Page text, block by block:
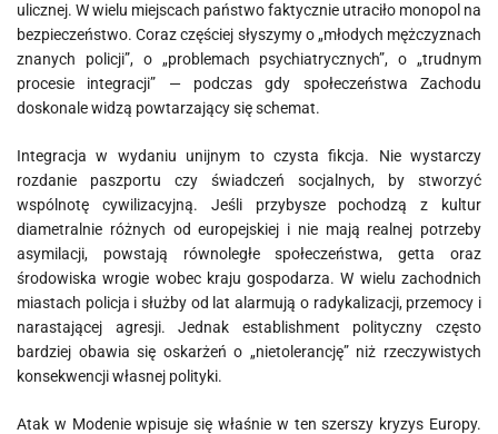
ulicznej. W wielu miejscach państwo faktycznie utraciło monopol na
bezpieczeństwo. Coraz częściej słyszymy o „młodych mężczyznach
znanych policji”, o „problemach psychiatrycznych”, o „trudnym
procesie integracji” — podczas gdy społeczeństwa Zachodu
doskonale widzą powtarzający się schemat.
Integracja w wydaniu unijnym to czysta fikcja. Nie wystarczy
rozdanie paszportu czy świadczeń socjalnych, by stworzyć
wspólnotę cywilizacyjną. Jeśli przybysze pochodzą z kultur
diametralnie różnych od europejskiej i nie mają realnej potrzeby
asymilacji, powstają równoległe społeczeństwa, getta oraz
środowiska wrogie wobec kraju gospodarza. W wielu zachodnich
miastach policja i służby od lat alarmują o radykalizacji, przemocy i
narastającej agresji. Jednak establishment polityczny często
bardziej obawia się oskarżeń o „nietolerancję” niż rzeczywistych
konsekwencji własnej polityki.
Atak w Modenie wpisuje się właśnie w ten szerszy kryzys Europy.